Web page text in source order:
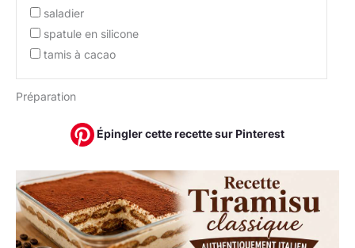
saladier
spatule en silicone
tamis à cacao
Préparation
Épingler cette recette sur Pinterest